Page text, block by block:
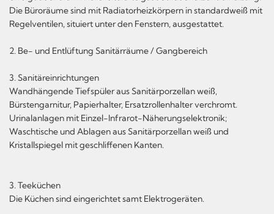
Die Büroräume sind mit Radiatorheizkörpern in standardweiß mit
Regelventilen, situiert unter den Fenstern, ausgestattet.
2. Be- und Entlüftung Sanitärräume / Gangbereich
3. Sanitäreinrichtungen
Wandhängende Tiefspüler aus Sanitärporzellan weiß,
Bürstengarnitur, Papierhalter, Ersatzrollenhalter verchromt.
Urinalanlagen mit Einzel-Infrarot-Näherungselektronik;
Waschtische und Ablagen aus Sanitärporzellan weiß und
Kristallspiegel mit geschliffenen Kanten.
3. Teeküchen
Die Küchen sind eingerichtet samt Elektrogeräten.